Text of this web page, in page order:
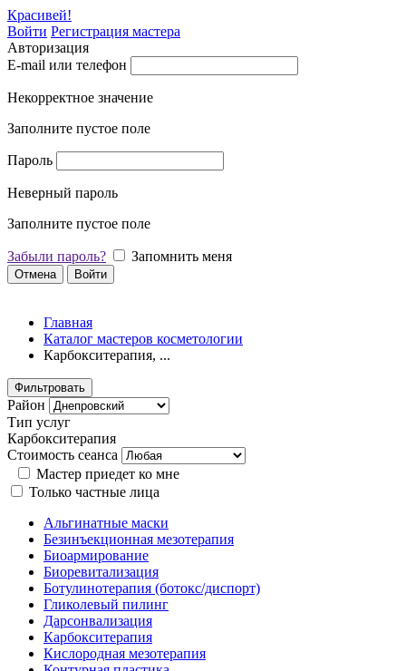
Красивей!
Войти Регистрация мастера
Авторизация
E-mail или телефон
Некорректное значение
Заполните пустое поле
Пароль
Неверный пароль
Заполните пустое поле
Забыли пароль? Запомнить меня
Отмена Войти
Главная
Каталог мастеров косметологии
Карбокситерапия, ...
Фильтровать
Район
Тип услуг
Карбокситерапия
Стоимость сеанса
Мастер приедет ко мне
Только частные лица
Альгинатные маски
Безинъекционная мезотерапия
Биоармирование
Биоревитализация
Ботулинотерапия (ботокс/диспорт)
Гликолевый пилинг
Дарсонвализация
Карбокситерапия
Кислородная мезотерапия